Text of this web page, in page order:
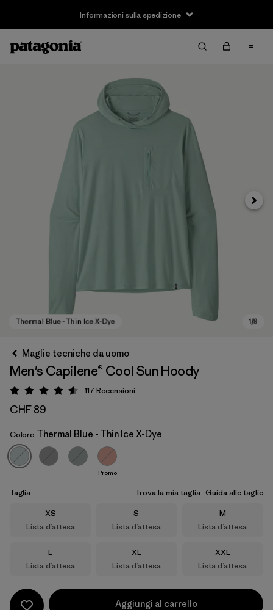
Informazioni sulla spedizione
Thermal Blue - Thin Ice X-Dye
Avanti
Maglie tecniche da uomo
Men's Capilene® Cool Sun Hoody
Valutazione: 4.6 / 5
117 Recensioni
CHF 89
Colore Thermal Blue - Thin Ice X-Dye
Promo
Taglia Trova la mia taglia Guida alle taglie
Taglia
XS
Lista d’attesa
Taglia
S
Lista d’attesa
Taglia
M
Lista d’attesa
Taglia
L
Lista d’attesa
Taglia
XL
Lista d’attesa
Taglia
XXL
Lista d’attesa
Aggiungi al carrello